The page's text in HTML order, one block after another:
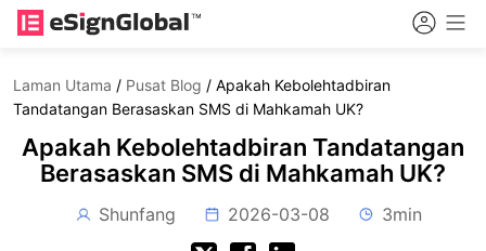
Laman Utama / Pusat Blog / Apakah Kebolehtadbiran
Tandatangan Berasaskan SMS di Mahkamah UK?
Apakah Kebolehtadbiran Tandatangan
Berasaskan SMS di Mahkamah UK?
Shunfang 2026-03-08 3min